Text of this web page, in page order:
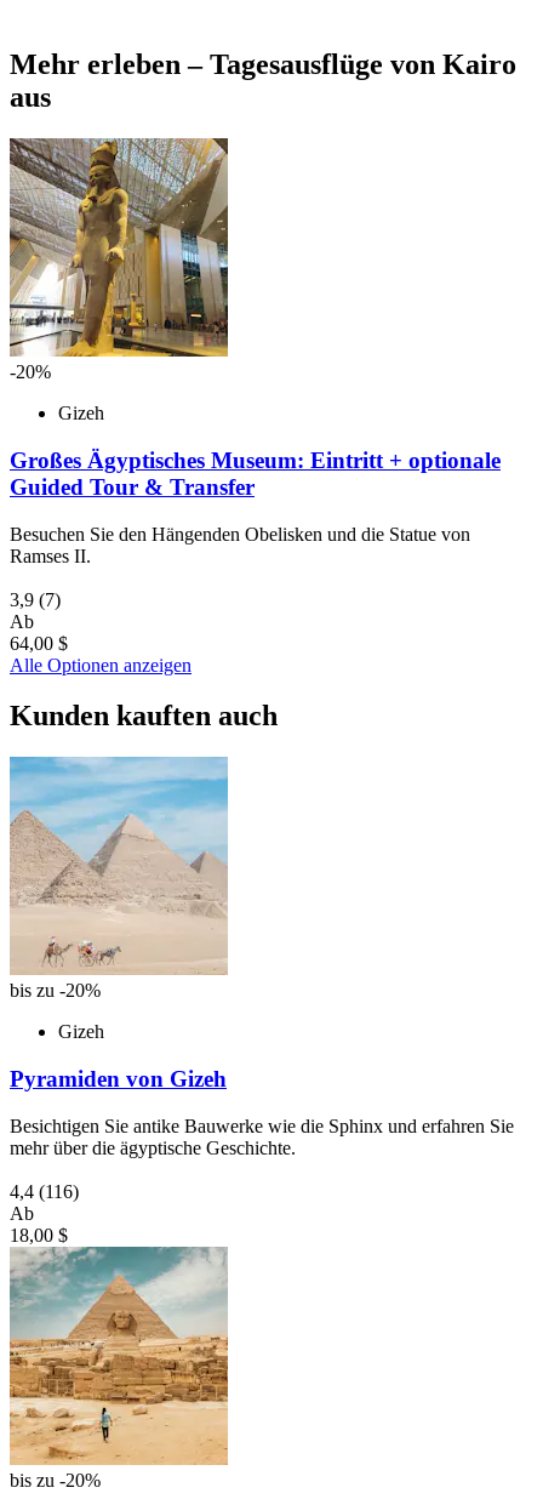
Mehr erleben – Tagesausflüge von Kairo
aus
-20%
Gizeh
Großes Ägyptisches Museum: Eintritt + optionale
Guided Tour & Transfer
Besuchen Sie den Hängenden Obelisken und die Statue von
Ramses II.
3,9 (7)
Ab
64,00 $
Alle Optionen anzeigen
Kunden kauften auch
bis zu -20%
Gizeh
Pyramiden von Gizeh
Besichtigen Sie antike Bauwerke wie die Sphinx und erfahren Sie
mehr über die ägyptische Geschichte.
4,4 (116)
Ab
18,00 $
bis zu -20%